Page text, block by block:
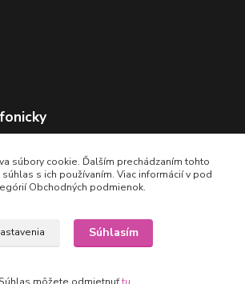
212 007
NA GULAS.online, všetky práva vyhradené
súbory cookie. Ďalším prechádzaním tohto
s ich používaním. Viac informácií v pod
Obchodných podmienok.
Súhlasím